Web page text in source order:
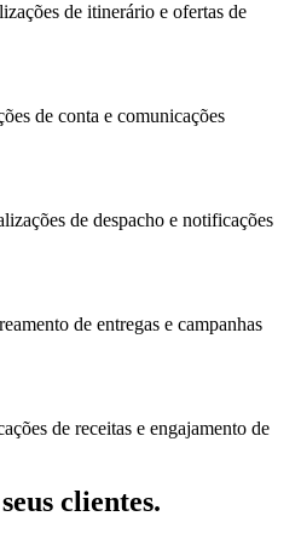
de itinerário e ofertas de
de conta e comunicações
de despacho e notificações
de entregas e campanhas
de receitas e engajamento de
clientes.